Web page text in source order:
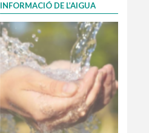
INFORMACIÓ DE L’AIGUA